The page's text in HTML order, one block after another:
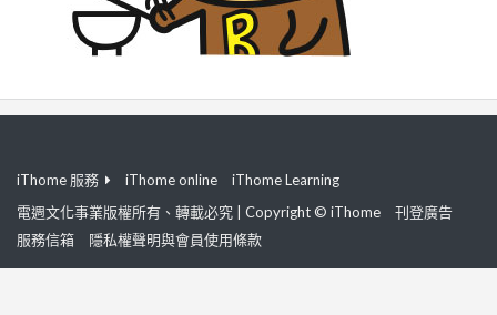
iThome 服務 iThome online
iThome Learning
電週文化事業版權所有、轉載必究 | Copyright © iThome
刊登廣告
服務信箱
隱私權聲明與會員使用條款